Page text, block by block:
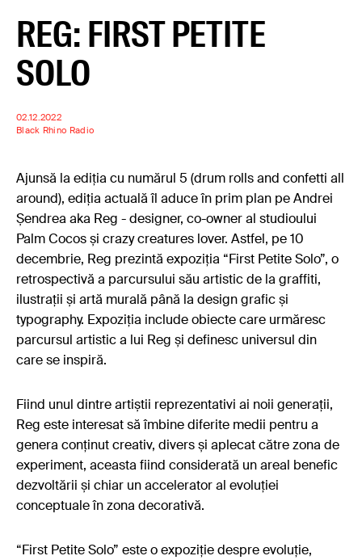
REG: FIRST PETITE
SOLO
02.12.2022
Black Rhino Radio
Ajunsă la ediția cu numărul 5 (drum rolls and confetti all
around), ediția actuală îl aduce în prim plan pe Andrei
Șendrea aka Reg - designer, co-owner al studioului
Palm Cocos și crazy creatures lover. Astfel, pe 10
decembrie, Reg prezintă expoziția “First Petite Solo”, o
retrospectivă a parcursului său artistic de la graffiti,
ilustrații și artă murală până la design grafic și
typography. Expoziția include obiecte care urmăresc
parcursul artistic a lui Reg și definesc universul din
care se inspiră.
Fiind unul dintre artiștii reprezentativi ai noii generații,
Reg este interesat să îmbine diferite medii pentru a
genera conținut creativ, divers și aplecat către zona de
experiment, aceasta fiind considerată un areal benefic
dezvoltării și chiar un accelerator al evoluției
conceptuale în zona decorativă.
“First Petite Solo” este o expoziție despre evoluție,